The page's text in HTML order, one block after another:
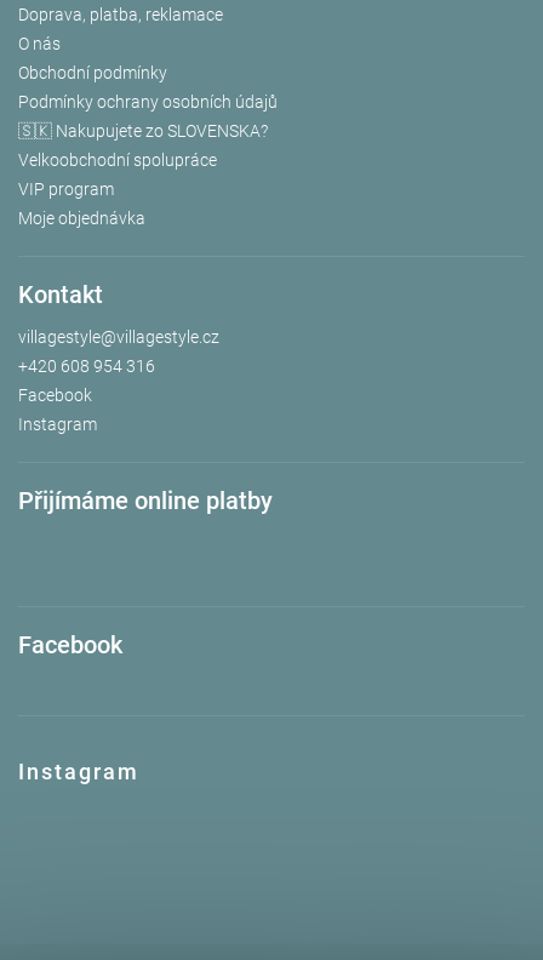
Doprava, platba, reklamace
O nás
Obchodní podmínky
Podmínky ochrany osobních údajů
🇸🇰 Nakupujete zo SLOVENSKA?
Velkoobchodní spolupráce
VIP program
Moje objednávka
Kontakt
villagestyle@villagestyle.cz
+420 608 954 316
Facebook
Instagram
Přijímáme online platby
Facebook
Instagram